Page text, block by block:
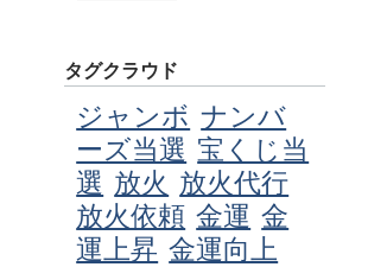
タグクラウド
ジャンボ ナンバ
ーズ当選 宝くじ当
選 放火 放火代行
放火依頼 金運 金
運上昇 金運向上